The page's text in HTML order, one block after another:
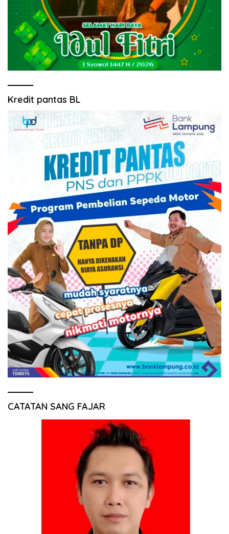
Kredit pantas BL
CATATAN SANG FAJAR